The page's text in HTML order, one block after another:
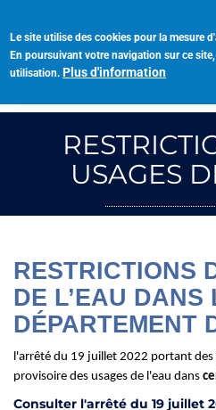
Le site utilise des cookies pour la mesure
En poursuivant votre navigation sur ce
utilisation. Plus d'information
contenu
principal
USAGES
RESTRICTIONS
DE L’EAU DANS
DÉPARTEMENT
l'arrêté du 19 juillet 2022 portant
provisoire des usages de l'eau dans
Consulter l'arrêté du 19 juillet